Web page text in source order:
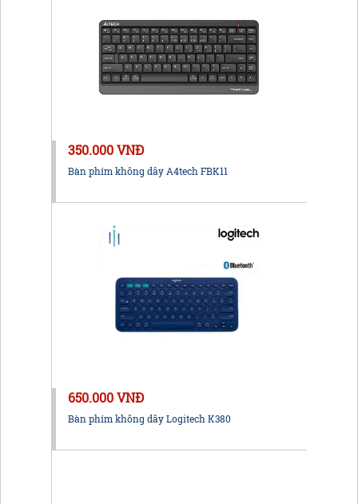
350.000 VNĐ
Bàn phím không dây A4tech FBK11
650.000 VNĐ
Bàn phím không dây Logitech K380